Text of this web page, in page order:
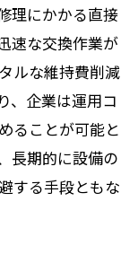
理にかかる直接
速な交換作業が
ルな維持費削減
、企業は運用コ
ることが可能と
長期的に設備の
する手段ともな